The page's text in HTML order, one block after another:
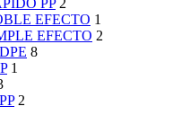
PP 2
EFECTO 1
EFECTO 2
8
1
2